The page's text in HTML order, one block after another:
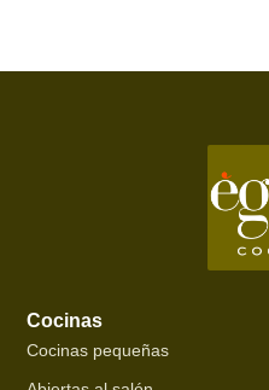
Cocinas
Cocinas pequeñas